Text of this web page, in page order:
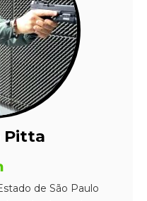
Pitta
de São Paulo